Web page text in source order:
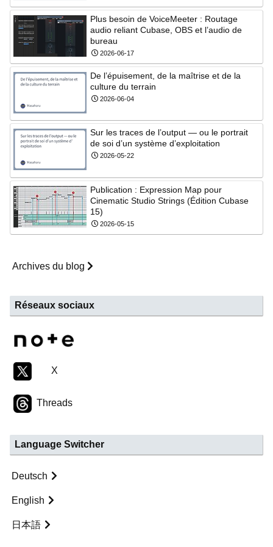
Plus besoin de VoiceMeeter : Routage
audio reliant Cubase, OBS et l’audio de
bureau
2026-06-17
De l’épuisement, de la maîtrise et de la
culture du terrain
2026-06-04
Sur les traces de l’output — ou le portrait
de soi d’un système d’exploitation
2026-05-22
Publication : Expression Map pour
Cinematic Studio Strings (Édition Cubase
15)
2026-05-15
Archives du blog
Réseaux sociaux
X
Threads
Language Switcher
Deutsch
English
日本語